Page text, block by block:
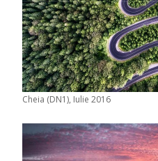
Cheia (DN1), Iulie 2016